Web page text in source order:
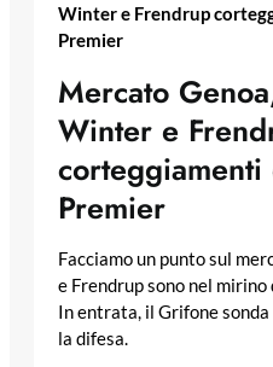
Winter e Frendrup
Premier
Mercato
Winter e
Premier
Facciamo un punto sul
e Frendrup sono nel
In entrata, il Grifone
la difesa.